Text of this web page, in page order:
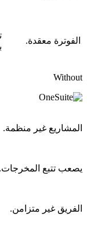
الفوترة معقدة.
Without
المشاريع غير منظمة.
يصعب تتبع المخرجات.
الفريق غير متزامن.